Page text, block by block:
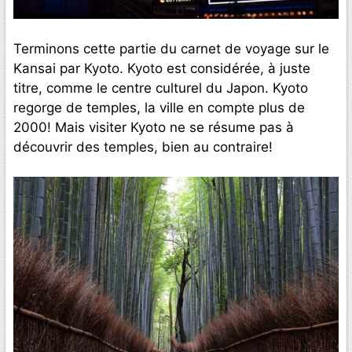
Terminons cette partie du carnet de voyage sur le
Kansai par Kyoto. Kyoto est considérée, à juste
titre, comme le centre culturel du Japon. Kyoto
regorge de temples, la ville en compte plus de
2000! Mais visiter Kyoto ne se résume pas à
découvrir des temples, bien au contraire!